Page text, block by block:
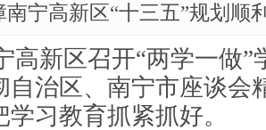
宁高新区“十三五”规划顺
高新区召开“两学一做”
自治区、南宁市座谈会
习教育抓紧抓好。